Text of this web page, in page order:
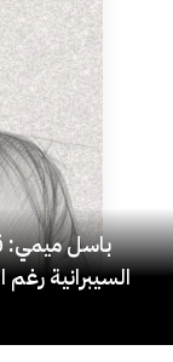
باسل ميمي:
السيبرانية رغم